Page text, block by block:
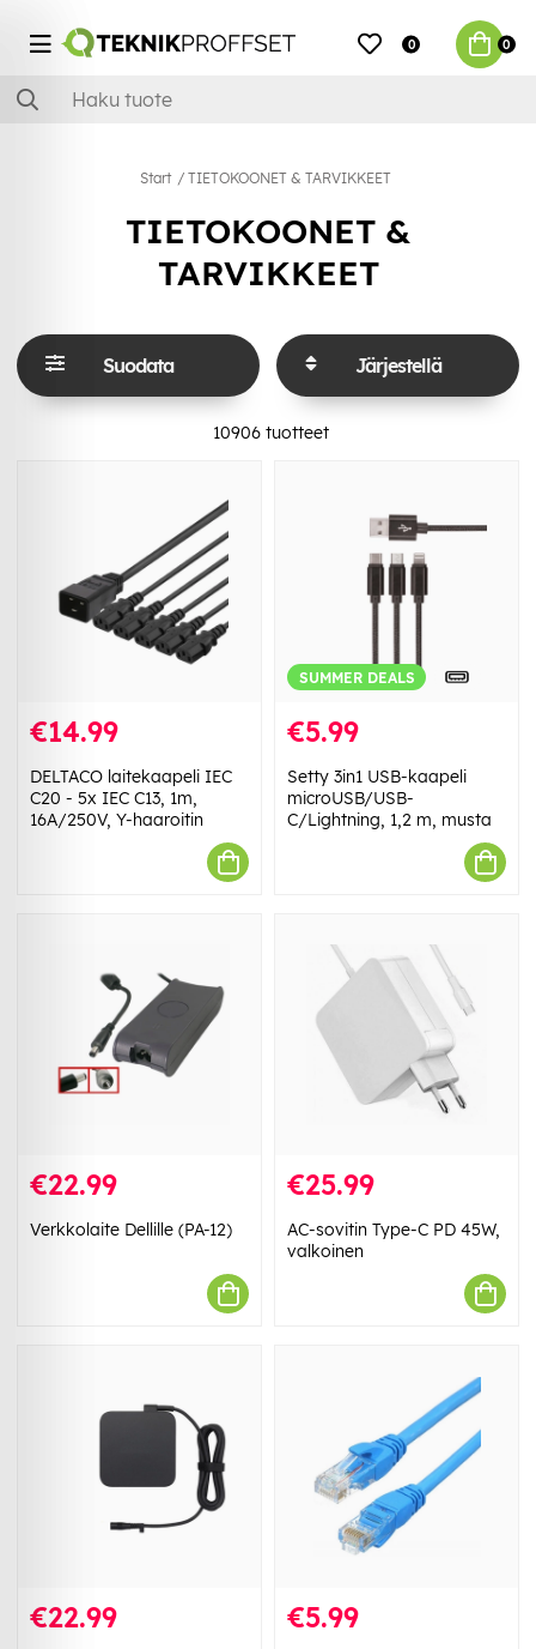
0 0
Start TIETOKOONET & TARVIKKEET
TIETOKOONET &
TARVIKKEET
Suodata Järjestellä
10906tuotteet
€14.99
DELTACO laitekaapeli IEC
C20 - 5x IEC C13, 1m,
16A/250V, Y-haaroitin
SUMMER DEALS
€5.99
Setty 3in1 USB-kaapeli
microUSB/USB-
C/Lightning, 1,2 m, musta
€22.99
Verkkolaite Dellille (PA-12)
€25.99
AC-sovitin Type-C PD 45W,
valkoinen
€22.99 €5.99